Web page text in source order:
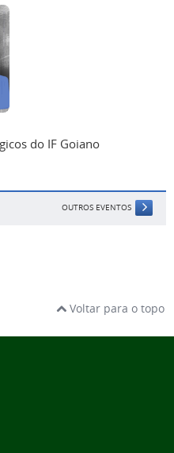
do IF Goiano
OUTROS EVENTOS
Voltar para o topo